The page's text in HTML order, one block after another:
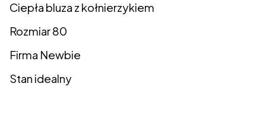
Ciepła bluza z kołnierzykiem
Rozmiar 80
Firma Newbie
Stan idealny